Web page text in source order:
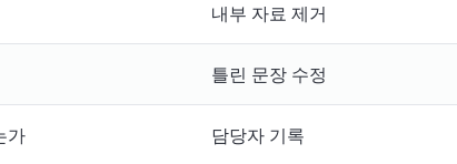
내부 자료 제거
틀린 문장 수정
가 담당자 기록